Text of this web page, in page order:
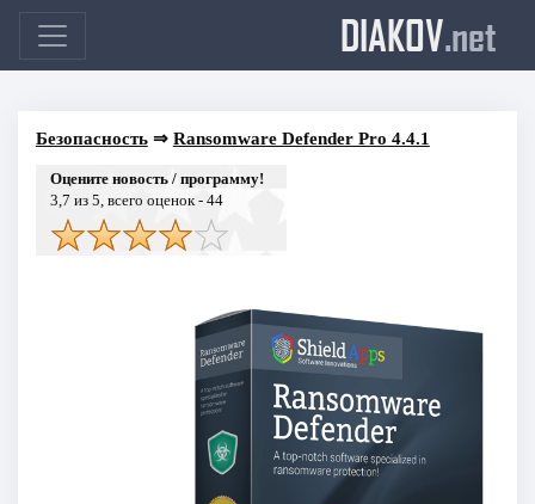
DIAKOV.net
Безопасность⇒ Ransomware Defender Pro 4.4.1
Оцените новость / программу!
3,7 из 5, всего оценок - 44